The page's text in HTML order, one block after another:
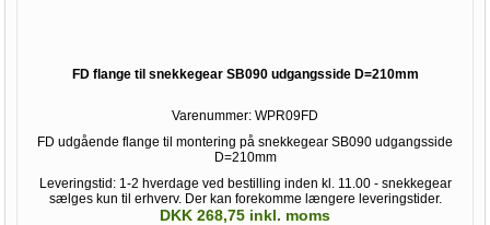
FD flange til snekkegear SB090 udgangsside D=210mm
Varenummer: WPR09FD
FD udgående flange til montering på snekkegear SB090 udgangsside
D=210mm
Leveringstid: 1-2 hverdage ved bestilling inden kl. 11.00 - snekkegear
sælges kun til erhverv. Der kan forekomme længere leveringstider.
DKK 268,75 inkl. moms